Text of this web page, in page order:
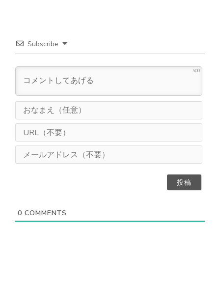
Subscribe
500
ま
（
意
L
（
0 COMMENTS